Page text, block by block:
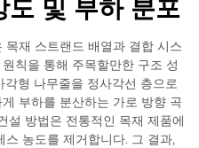
도 및 부하 분포
재 스트랜드 배열과 결합 시스
칙을 통해 주목할만한 구조 성
형 나무줄을 정사각선 층으로
부하를 분산하는 가로 방향 곡
설 방법은 전통적인 목재 제품에
농도를 제거합니다. 그 결과,